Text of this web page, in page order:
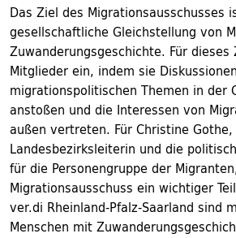
Das Ziel des Migrationsausschusses
gesellschaftliche Gleichstellung von
Zuwanderungsgeschichte. Für
Mitglieder ein, indem sie
migrationspolitischen Themen in der
anstoßen und die Interessen von
außen vertreten. Für Christine
Landesbezirksleiterin und die
für die Personengruppe der
Migrationsausschuss ein wichtiger
ver.di Rheinland-Pfalz-Saarland sind
Menschen mit